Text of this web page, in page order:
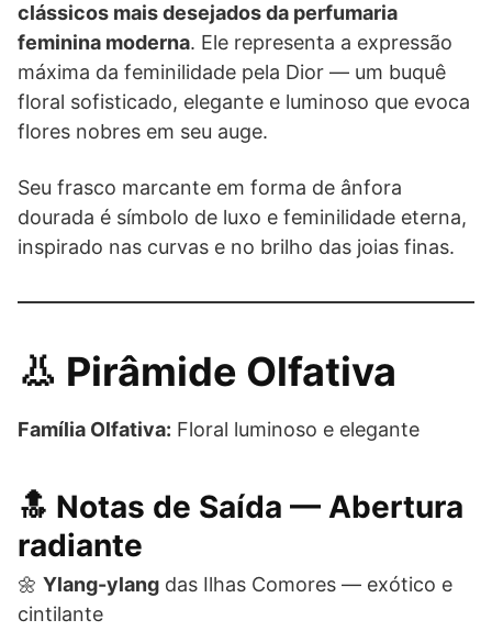
clássicos mais desejados da perfumaria
feminina moderna. Ele representa a expressão
máxima da feminilidade pela Dior — um buquê
floral sofisticado, elegante e luminoso que evoca
flores nobres em seu auge.
Seu frasco marcante em forma de ânfora
dourada é símbolo de luxo e feminilidade eterna,
inspirado nas curvas e no brilho das joias finas.
👃 Pirâmide Olfativa
Família Olfativa: Floral luminoso e elegante
🔝 Notas de Saída — Abertura
radiante
🌼 Ylang-ylang das Ilhas Comores — exótico e
cintilante